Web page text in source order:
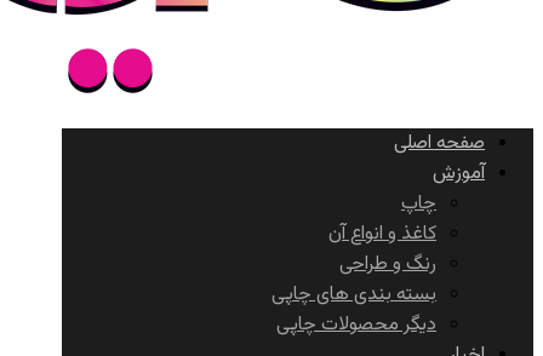
صفحه اصلی
آموزش
چاپ
کاغذ و انواع آن
رنگ و طراحی
بسته بندی های چاپی
دیگر محصولات چاپی